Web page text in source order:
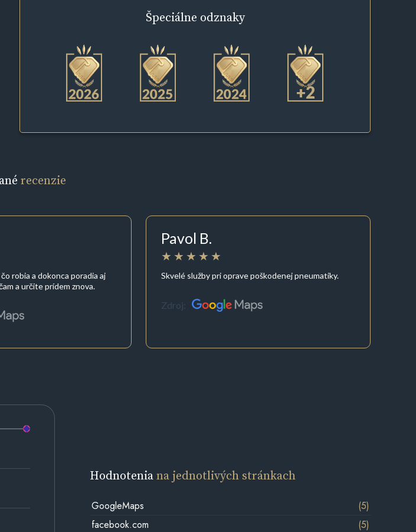
Špeciálne odznaky
+2
recenzie
robia a dokonca poradia aj
a určite prídem znova.
Pavol B.
Skvelé služby pri oprave poškodenej pneumatiky.
Zdroj:
Hodnoteniana jednotlivých stránkach
GoogleMaps
(5)
facebook.com
(5)